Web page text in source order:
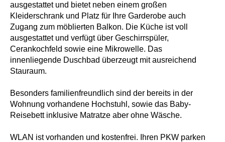
ausgestattet und bietet neben einem großen
Kleiderschrank und Platz für Ihre Garderobe auch
Zugang zum möblierten Balkon. Die Küche ist voll
ausgestattet und verfügt über Geschirrspüler,
Cerankochfeld sowie eine Mikrowelle. Das
innenliegende Duschbad überzeugt mit ausreichend
Stauraum.
Besonders familienfreundlich sind der bereits in der
Wohnung vorhandene Hochstuhl, sowie das Baby-
Reisebett inklusive Matratze aber ohne Wäsche.
WLAN ist vorhanden und kostenfrei. Ihren PKW parken